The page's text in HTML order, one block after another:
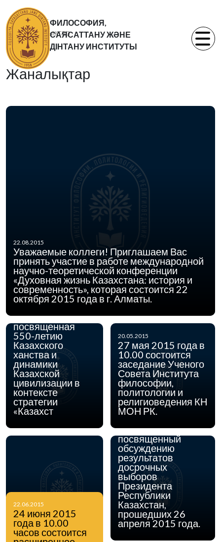
ФИЛОСОФИЯ,
САЯСАТТАНУ ЖӘНЕ
ДІНТАНУ ИНСТИТУТЫ
Басты бет
Жаналықтар
Статьи
Жаналықтар
22.08.2015
Уважаемые коллеги! Приглашаем Вас
принять участие в работе международной
научно-теоретической конференции
«Духовная жизнь Казахстана: история и
современность», которая состоится 22
октября 2015 года в г. Алматы.
22.06.2015
24 июня 2015
года в 10.00
часов состоится
16 июня 2015
международная
научно-
практическая
конференция
«Феномен
Казахского
ханства: история
современность»,
посвященная
550-летию
Казахского
ханства и
динамики
Казахской
цивилизации в
контексте
стратегии
«Казахст
20.05.2015
27 мая 2015 года в
10.00 состоится
заседание Ученого
Совета Института
философии,
политологии и
религиоведения КН
МОН РК.
04.05.2015
4 мая 2015 года в
Институте
философии,
политологии и
религиоведения КН
круглый стол,
посвященный
обсуждению
результатов
досрочных
выборов
Президента
Республики
Казахстан,
прошедших 26
апреля 2015 года.